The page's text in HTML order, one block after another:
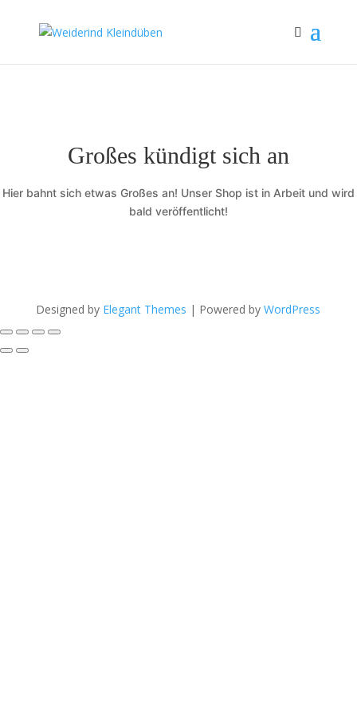
Großes kündigt sich an
Hier bahnt sich etwas Großes an! Unser Shop ist in Arbeit und wird
bald veröffentlicht!
Designed by Elegant Themes | Powered by WordPress